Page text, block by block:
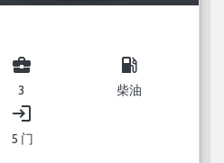
business_center
3
local_gas_station
柴油
login
5 门